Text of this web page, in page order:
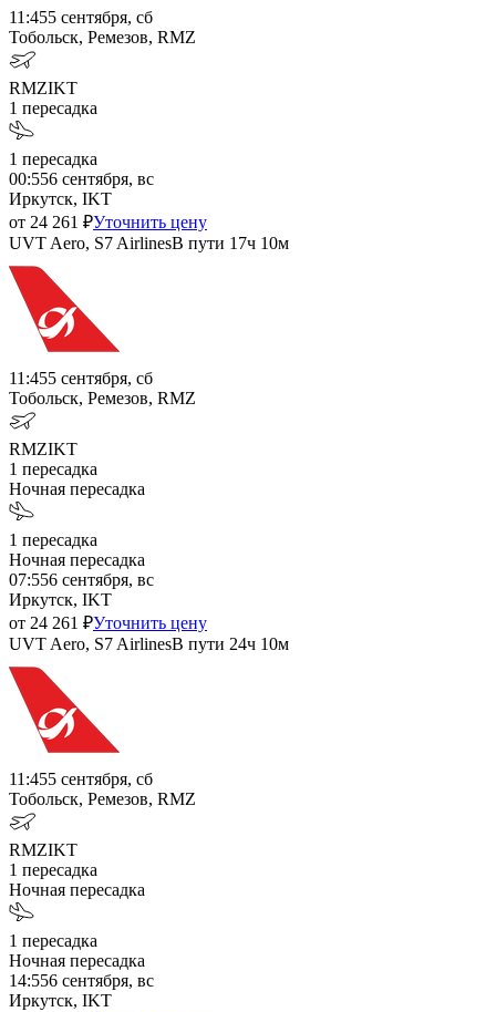
11:455 сентября, сб
Тобольск, Ремезов, RMZ
RMZIKT
1 пересадка
1 пересадка
00:556 сентября, вс
Иркутск, IKT
от 24 261 ₽Уточнить цену
UVT Aero, S7 AirlinesВ пути 17ч 10м
11:455 сентября, сб
Тобольск, Ремезов, RMZ
RMZIKT
1 пересадка
Ночная пересадка
1 пересадка
Ночная пересадка
07:556 сентября, вс
Иркутск, IKT
от 24 261 ₽Уточнить цену
UVT Aero, S7 AirlinesВ пути 24ч 10м
11:455 сентября, сб
Тобольск, Ремезов, RMZ
RMZIKT
1 пересадка
Ночная пересадка
1 пересадка
Ночная пересадка
14:556 сентября, вс
Иркутск, IKT